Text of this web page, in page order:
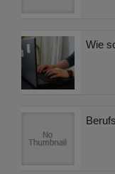
Wie